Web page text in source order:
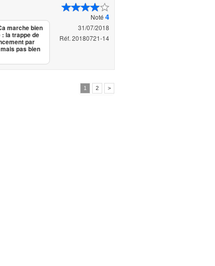
Noté 4
31/07/2018
Réf. 20180721-14
marche bien
la trappe de
par
pas bien
1 2 >